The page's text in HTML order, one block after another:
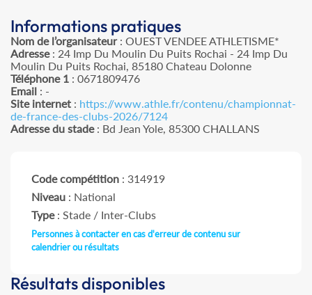
Informations pratiques
Nom de l’organisateur: OUEST VENDEE ATHLETISME*
Adresse: 24 Imp Du Moulin Du Puits Rochai - 24 Imp Du
Moulin Du Puits Rochai, 85180 Chateau Dolonne
Téléphone 1 : 0671809476
Email : -
Site internet : https://www.athle.fr/contenu/championnat-
de-france-des-clubs-2026/7124
Adresse du stade: Bd Jean Yole, 85300 CHALLANS
Code compétition : 314919
Niveau : National
Type: Stade / Inter-Clubs
Personnes à contacter en cas d'erreur de contenu sur
calendrier ou résultats
Résultats disponibles